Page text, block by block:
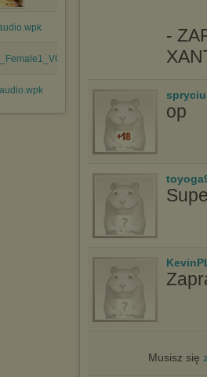
-
op
Musisz się